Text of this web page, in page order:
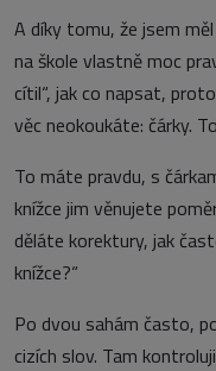
A díky tomu, že jsem
na škole vlastně moc
cítil“, jak co napsat,
věc neokoukáte: čárky.
To máte pravdu, s
knížce jim věnujete
děláte korektury, jak
knížce?“
Po dvou sahám často,
cizích slov. Tam